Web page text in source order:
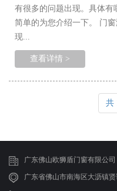
有很多的问题出现。具体有
简单的为您介绍一下。 门
现...
查看详情 >
共
广东佛山欧狮盾门窗有限公司
广东省佛山市南海区大沥镇